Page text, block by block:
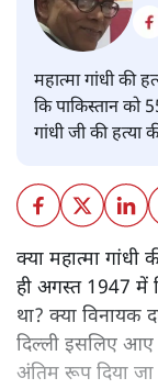
महात्मा गांधी की
कि पाकिस्तान को
गांधी जी की हत्या
क्या महात्मा
ही अगस्त 1947 में
था? क्या विनायक
दिल्ली इसलिए आए
अंतिम रूप दिया